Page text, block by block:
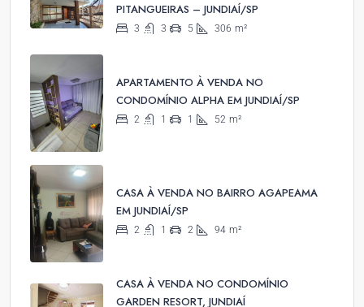
PITANGUEIRAS – JUNDIAÍ/SP
3 3 5 306 m²
APARTAMENTO À VENDA NO
CONDOMÍNIO ALPHA EM JUNDIAÍ/SP
2 1 1 52 m²
CASA À VENDA NO BAIRRO AGAPEAMA
EM JUNDIAÍ/SP
2 1 2 94 m²
CASA À VENDA NO CONDOMÍNIO
GARDEN RESORT, JUNDIAÍ